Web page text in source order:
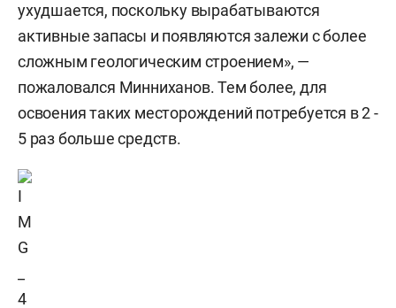
ухудшается, поскольку вырабатываются
активные запасы и появляются залежи с более
сложным геологическим строением», —
пожаловался Минниханов. Тем более, для
освоения таких месторождений потребуется в 2 -
5 раз больше средств.